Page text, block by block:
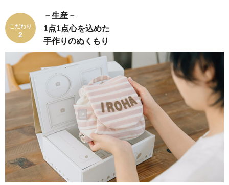
こだわり
2
－生産－
1点1点心を込めた
手作りのぬくもり